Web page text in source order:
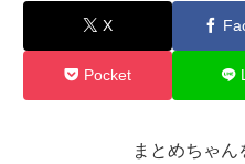
X
Pocket
まとめちゃん